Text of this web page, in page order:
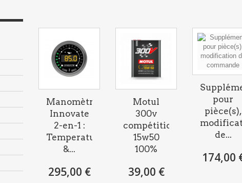
Manomètre
Innovate
2-en-1 :
Temperature
&...
295,00 €
Motul
300v
compétition
15w50
100%
39,00 €
pour
pièce(s),
de...
174,00